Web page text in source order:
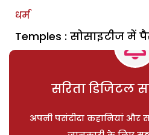
धर्म
Temples : सोसाइटीज में
सरिता डिजिटल
अपनी पसंदीदा कहानियां और